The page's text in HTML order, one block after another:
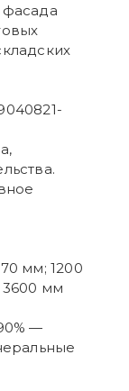
мм; 1200
3600 мм
—